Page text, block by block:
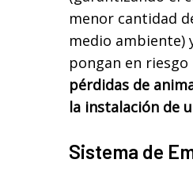
menor cantidad
medio ambiente)
pongan en
pérdidas de
la instalación de
Sistema de